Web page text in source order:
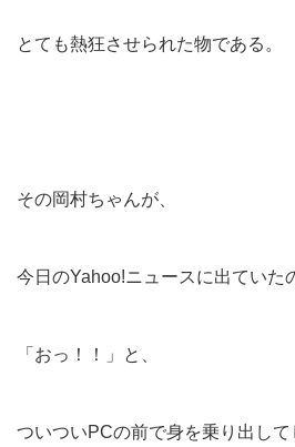
とても熱狂させられた物である。
その岡村ちゃんが、
今日のYahoo!ニュースに出ていた
「おっ！！」と、
ついついPCの前で身を乗り出して